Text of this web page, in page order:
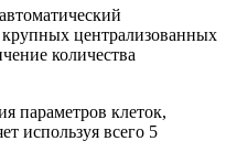
крупных централизованных
количества
параметров клеток,
используя всего 5